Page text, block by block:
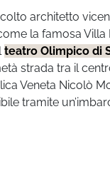
architetto
la famosa Villa
teatro Olimpico di
strada tra il
Veneta Nicolò
tramite